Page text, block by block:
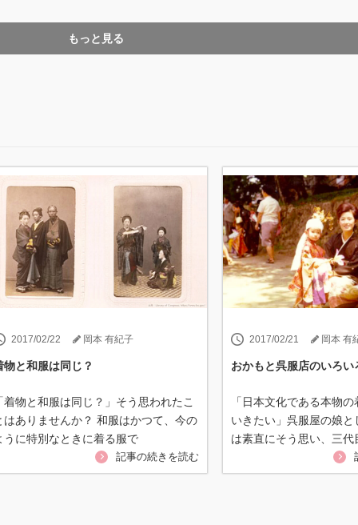
もっと見る
2017/02/22 岡本 有紀子
物と和服は同じ？
「着物と和服は同じ？」そう思われたこ
はありませんか？ 和服はかつて、今の
うに特別なときに着る服で
記事の続きを読む
2017/02/21 岡本 有
おかもと呉服店のいろい
「日本文化である本物
いきたい」呉服屋の娘
は素直にそう思い、三代